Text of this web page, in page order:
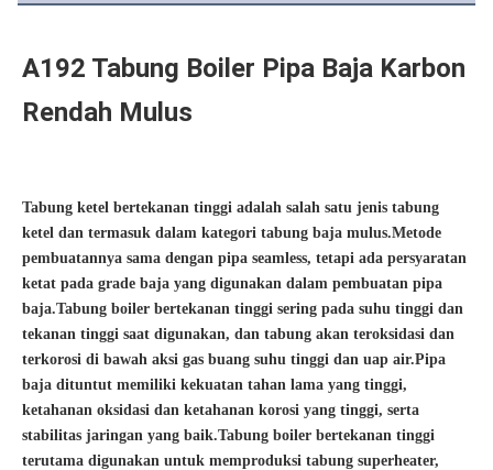
A192 Tabung Boiler Pipa Baja Karbon
Rendah Mulus
Tabung ketel bertekanan tinggi adalah salah satu jenis tabung
ketel dan termasuk dalam kategori tabung baja mulus.Metode
pembuatannya sama dengan pipa seamless, tetapi ada persyaratan
ketat pada grade baja yang digunakan dalam pembuatan pipa
baja.Tabung boiler bertekanan tinggi sering pada suhu tinggi dan
tekanan tinggi saat digunakan, dan tabung akan teroksidasi dan
terkorosi di bawah aksi gas buang suhu tinggi dan uap air.Pipa
baja dituntut memiliki kekuatan tahan lama yang tinggi,
ketahanan oksidasi dan ketahanan korosi yang tinggi, serta
stabilitas jaringan yang baik.Tabung boiler bertekanan tinggi
terutama digunakan untuk memproduksi tabung superheater,